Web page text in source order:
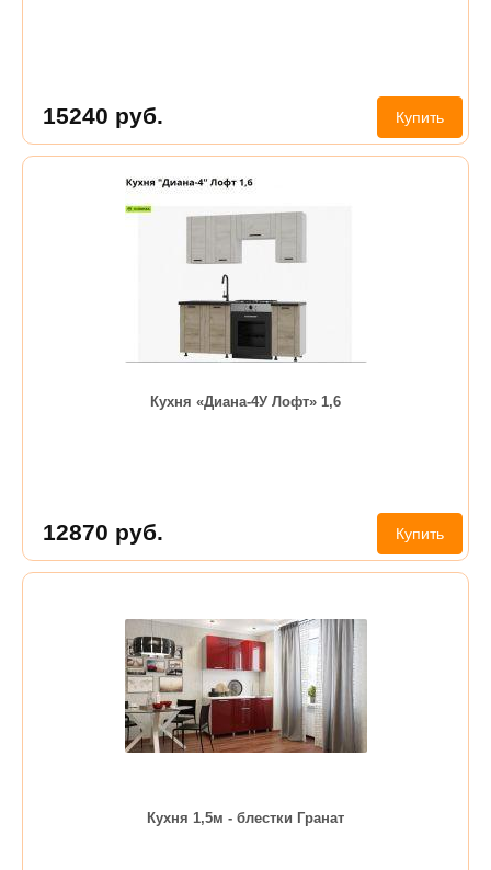
15240 руб. Купить
Кухня «Диана-4У Лофт» 1,6
12870 руб. Купить
Кухня 1,5м - блестки Гранат